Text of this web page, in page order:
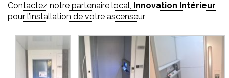
Contactez notre partenaire local, Innovation Intérieur
pour l’installation de votre ascenseur